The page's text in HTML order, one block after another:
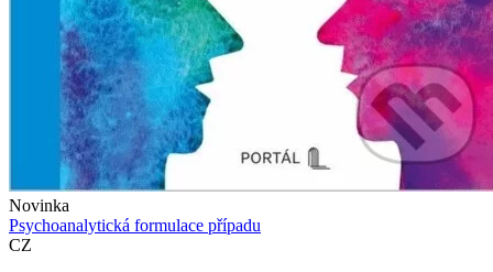
Novinka
Psychoanalytická formulace případu
CZ